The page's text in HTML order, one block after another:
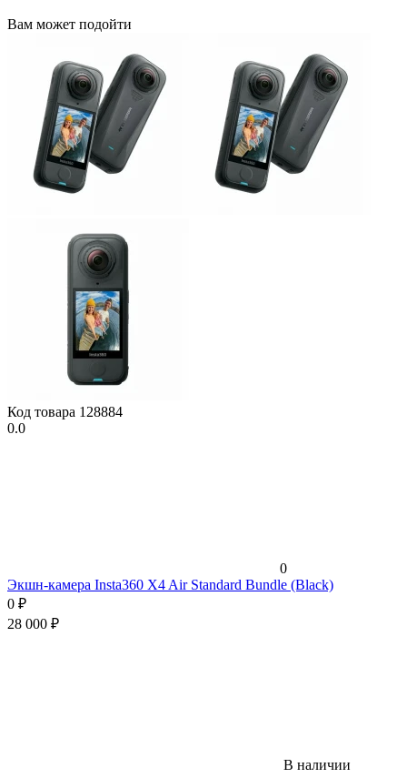
Вам может подойти
Код товара 128884
0.0
0
Экшн-камера Insta360 X4 Air Standard Bundle (Black)
0 ₽
28 000 ₽
В наличии